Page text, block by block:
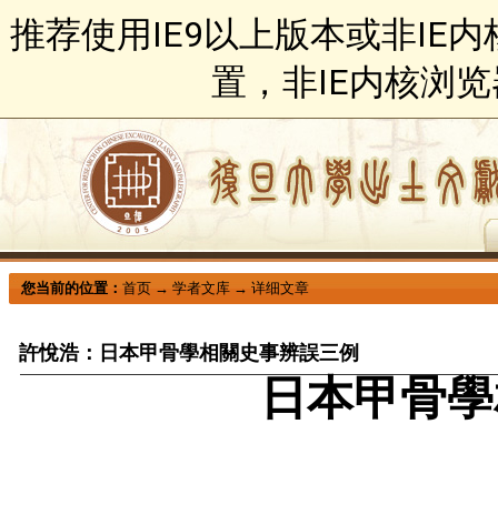
推荐使用IE9以上版本或非IE
置，非IE内核浏
您当前的位置：首页 →学者文库 →详细文章
許悅浩：日本甲骨學相關史事辨誤三例
日本甲骨